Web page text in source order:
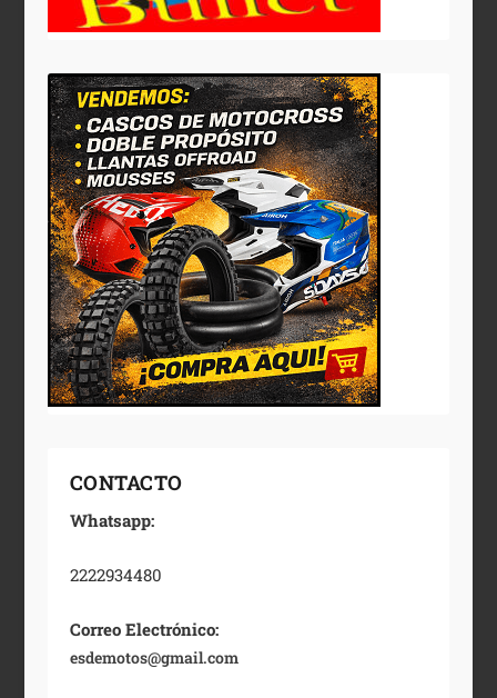
CONTACTO
Whatsapp:
2222934480
Correo Electrónico:
esdemotos@gmail.com